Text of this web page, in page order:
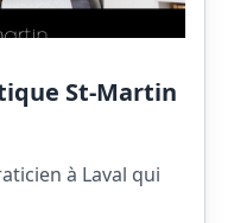
St-Martin
à Laval qui